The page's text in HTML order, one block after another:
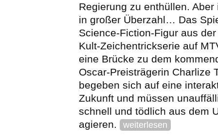
Regierung zu enthüllen.
in großer Überzahl… Das
Science-Fiction-Figur aus
Kult-Zeichentrickserie auf
eine Brücke zu dem
Oscar-Preisträgerin Charlize
begeben sich auf eine
Zukunft und müssen
schnell und tödlich aus dem
agieren.
weiterlesen